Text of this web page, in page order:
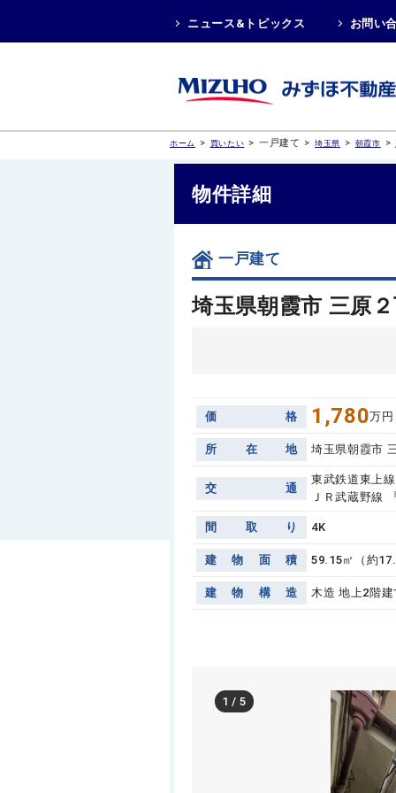
ニュース&トピックス お問い
ホーム > 買いたい > 一戸建て > 埼玉県 > 朝霞市 >
物件詳細
一戸建て
埼玉県朝霞市 三原
価 格 1,780万円
所 在 地 埼玉県朝霞市
交 通
東武鉄道東上
ＪＲ武蔵野線
間 取 り 4K
建 物 面 積 59.15㎡（約
建 物 構 造 木造 地上2階建
1 /5